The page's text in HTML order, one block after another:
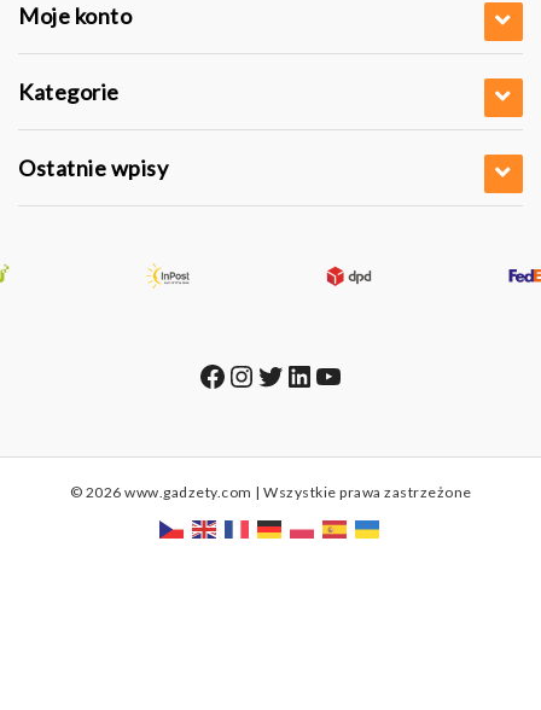
Moje konto
Kategorie
Ostatnie wpisy
Facebook
Instagram
Twitter
LinkedIn
YouTube
© 2026 www.gadzety.com | Wszystkie prawa zastrzeżone